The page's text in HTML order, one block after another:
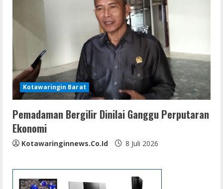
Kotawaringin Barat
Pemadaman Bergilir Dinilai Ganggu Perputaran
Ekonomi
Kotawaringinnews.co.id 8 Juli 2026